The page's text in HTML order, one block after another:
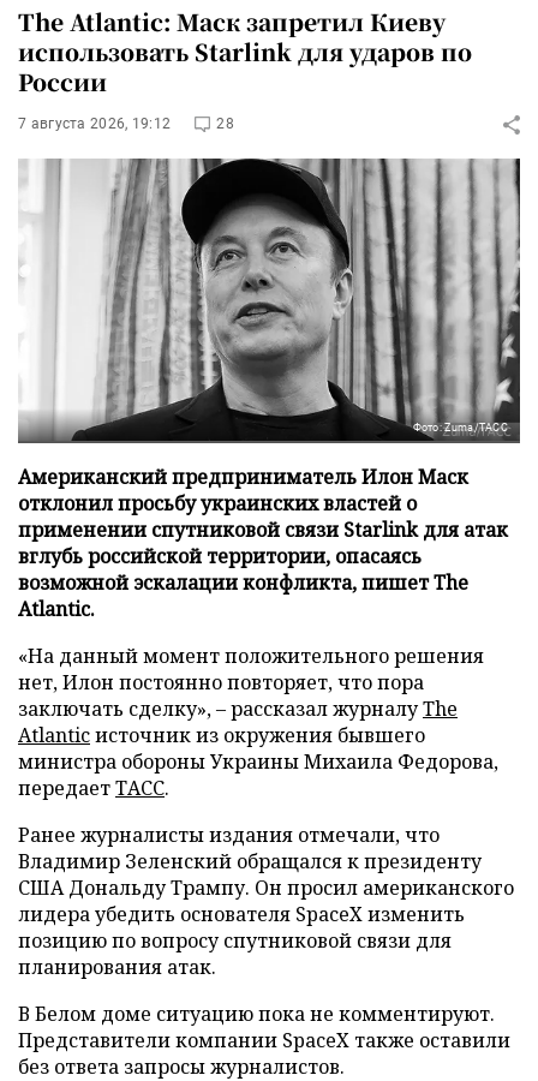
The Atlantic: Маск запретил Киеву
использовать Starlink для ударов по
России
7 августа 2026, 19:12 28
Фото: Zuma/ТАСС
Американский предприниматель Илон Маск
отклонил просьбу украинских властей о
применении спутниковой связи Starlink для атак
вглубь российской территории, опасаясь
возможной эскалации конфликта, пишет The
Atlantic.
«На данный момент положительного решения
нет, Илон постоянно повторяет, что пора
заключать сделку», – рассказал журналуThe
Atlanticисточник из окружения бывшего
министра обороны Украины Михаила Федорова,
передаетТАСС.
Ранее журналисты издания отмечали, что
Владимир Зеленский обращался к президенту
США Дональду Трампу. Он просил американского
лидера убедить основателя SpaceX изменить
позицию по вопросу спутниковой связи для
планирования атак.
В Белом доме ситуацию пока не комментируют.
Представители компании SpaceX также оставили
без ответа запросы журналистов.